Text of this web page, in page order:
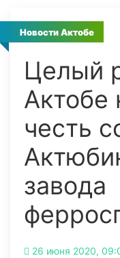
Новости Актобе
Целый
Актобе
честь
завода
26 июня 2020,